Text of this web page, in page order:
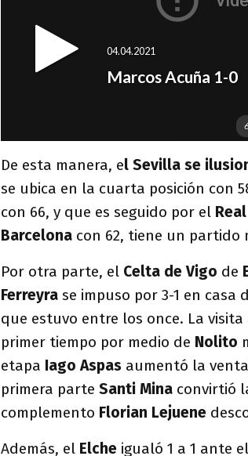
De esta manera, el Sevilla se
se ubica en la cuarta posición con
con 66, y que es seguido por el
Barcelona con 62, tiene un partido
Por otra parte, el Celta de Vigo de
Ferreyra se impuso por 3-1 en casa
que estuvo entre los once. La
primer tiempo por medio de Nolito
etapa Iago Aspas aumentó la
primera parte Santi Mina convirtió
complemento Florian Lejuene
Además, el Elche igualó 1 a 1 ante el